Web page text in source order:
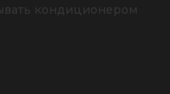
кондиционером